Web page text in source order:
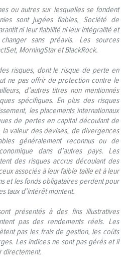
ou autres sur lesquelles se fondent
sont jugées fiables, Société de
ni leur fiabilité ni leur intégralité et
sans préavis. Les sources
MorningStar et BlackRock.
risques, dont le risque de perte en
ne pas offrir de protection contre le
d’autres titres non mentionnés
spécifiques. En plus des risques
les placements internationaux
de pertes en capital découlant de
valeur des devises, de divergences
généralement reconnus ou de
dans d’autres pays. Les
des risques accrus découlant des
associés à leur faible taille et à leur
et les fonds obligataires perdent pour
taux d’intérêt montent.
présentés à des fins illustratives
pas des rendements réels. Les
pas les frais de gestion, les coûts
Les indices ne sont pas gérés et il
directement.